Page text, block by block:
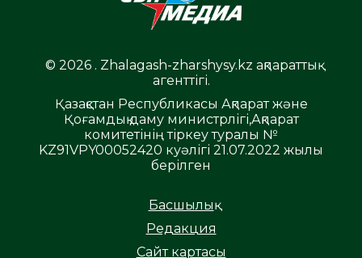
© 2026 . Zhalagash-zharshysy.kz ақпараттық
агенттігі.
Қазақстан Республикасы Ақпарат және
Қоғамдық даму министрлігі,Ақпарат
комитетінің тіркеу туралы №
KZ91VPY00052420 куәлігі 21.07.2022 жылы
берілген
Басшылық
Редакция
Сайт картасы